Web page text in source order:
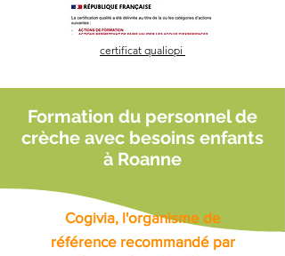
certificat qualiopi
Formation du personnel de
crèche avec besoins enfants
à Roanne
Cogivia, l'organisme de
référence recommandé par